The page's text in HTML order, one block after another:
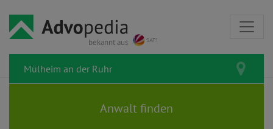
bekannt aus